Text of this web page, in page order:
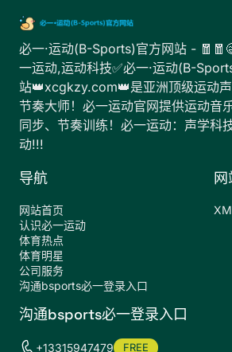
必一·运动(B-Sports)官方网站 -
一运动,运动科技✅必一·运动(B-
站👑xcgkzy.com👑是亚洲顶级运动
节奏大师！必一运动官网提供运动音
同步、节奏训练！必一运动：声学科
动!!!
导航
网站首页
认识必一运动
体育热点
体育明星
公司服务
沟通bsports必一登录入口
网
沟通bsports必一登录入口
+13315947479 FREE